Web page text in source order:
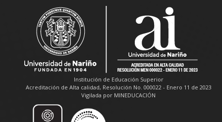
Institución de Educación Superior
Acreditación de Alta calidad, Resolución No. 000022 - Enero 11 de 2023
Vigilada por MINEDUCACIÓN